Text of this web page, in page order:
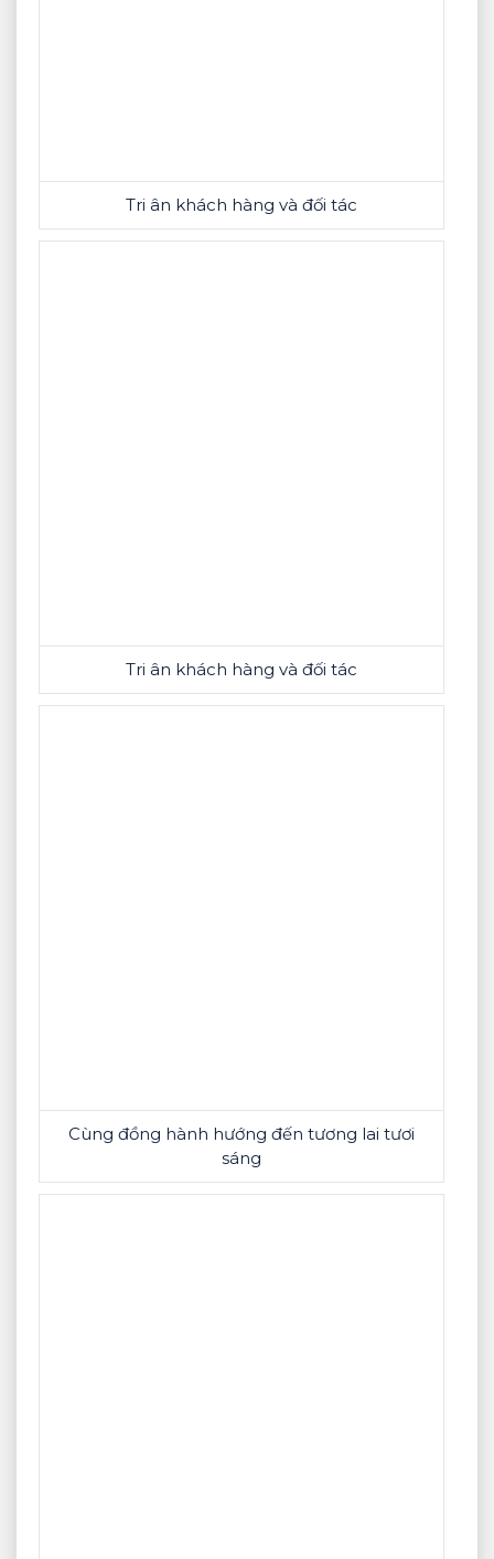
Tri ân khách hàng và đối tác
Tri ân khách hàng và đối tác
Cùng đồng hành hướng đến tương lai tươi
sáng